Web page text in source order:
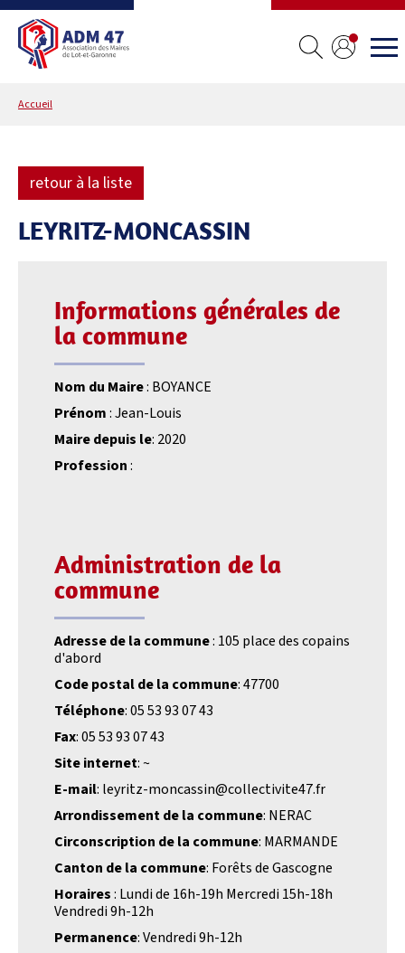
Accueil
retour à la liste
LEYRITZ-MONCASSIN
Informations générales de
la commune
Nom du Maire: BOYANCE
Prénom: Jean-Louis
Maire depuis le: 2020
Profession:
Administration de la
commune
Adresse de la commune: 105 place des copains
d'abord
Code postal de la commune: 47700
Téléphone: 05 53 93 07 43
Fax: 05 53 93 07 43
Site internet: ~
E-mail: leyritz-moncassin@collectivite47.fr
Arrondissement de la commune: NERAC
Circonscription de la commune: MARMANDE
Canton de la commune: Forêts de Gascogne
Horaires: Lundi de 16h-19h Mercredi 15h-18h
Vendredi 9h-12h
Permanence: Vendredi 9h-12h